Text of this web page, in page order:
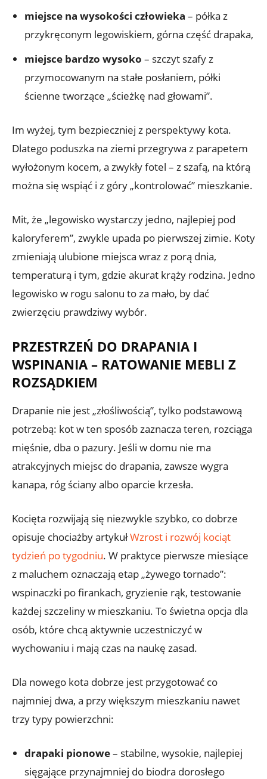
miejsce na wysokości człowieka – półka z
przykręconym legowiskiem, górna część drapaka,
miejsce bardzo wysoko – szczyt szafy z
przymocowanym na stałe posłaniem, półki
ścienne tworzące „ścieżkę nad głowami”.
Im wyżej, tym bezpieczniej z perspektywy kota.
Dlatego poduszka na ziemi przegrywa z parapetem
wyłożonym kocem, a zwykły fotel – z szafą, na którą
można się wspiąć i z góry „kontrolować” mieszkanie.
Mit, że „legowisko wystarczy jedno, najlepiej pod
kaloryferem”, zwykle upada po pierwszej zimie. Koty
zmieniają ulubione miejsca wraz z porą dnia,
temperaturą i tym, gdzie akurat krąży rodzina. Jedno
legowisko w rogu salonu to za mało, by dać
zwierzęciu prawdziwy wybór.
PRZESTRZEŃ DO DRAPANIA I
WSPINANIA – RATOWANIE MEBLI Z
ROZSĄDKIEM
Drapanie nie jest „złośliwością”, tylko podstawową
potrzebą: kot w ten sposób zaznacza teren, rozciąga
mięśnie, dba o pazury. Jeśli w domu nie ma
atrakcyjnych miejsc do drapania, zawsze wygra
kanapa, róg ściany albo oparcie krzesła.
Kocięta rozwijają się niezwykle szybko, co dobrze
opisuje chociażby artykułWzrost i rozwój kociąt
tydzień po tygodniu. W praktyce pierwsze miesiące
z maluchem oznaczają etap „żywego tornado”:
wspinaczki po firankach, gryzienie rąk, testowanie
każdej szczeliny w mieszkaniu. To świetna opcja dla
osób, które chcą aktywnie uczestniczyć w
wychowaniu i mają czas na naukę zasad.
Dla nowego kota dobrze jest przygotować co
najmniej dwa, a przy większym mieszkaniu nawet
trzy typy powierzchni:
drapaki pionowe– stabilne, wysokie, najlepiej
sięgające przynajmniej do biodra dorosłego